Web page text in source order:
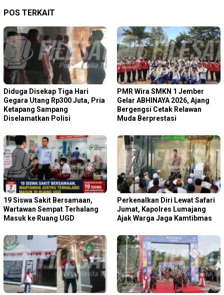
POS TERKAIT
Diduga Disekap Tiga Hari
Gegara Utang Rp300 Juta, Pria
Ketapang Sampang
Diselamatkan Polisi
PMR Wira SMKN 1 Jember
Gelar ABHINAYA 2026, Ajang
Bergengsi Cetak Relawan
Muda Berprestasi
19 Siswa Sakit Bersamaan,
Wartawan Sempat Terhalang
Masuk ke Ruang UGD
Perkenalkan Diri Lewat Safari
Jumat, Kapolres Lumajang
Ajak Warga Jaga Kamtibmas